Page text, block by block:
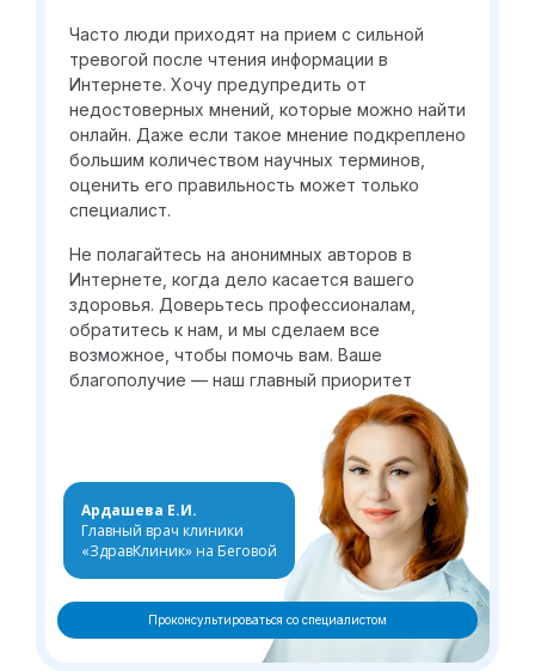
Ардашева Е.И.
Главный врач клиники
«ЗдравКлиник» на Беговой
Часто люди приходят на прием с сильной
тревогой после чтения информации в
Интернете. Хочу предупредить от
недостоверных мнений, которые можно найти
онлайн. Даже если такое мнение подкреплено
большим количеством научных терминов,
оценить его правильность может только
специалист.
Не полагайтесь на анонимных авторов в
Интернете, когда дело касается вашего
здоровья. Доверьтесь профессионалам,
обратитесь к нам, и мы сделаем все
возможное, чтобы помочь вам. Ваше
благополучие — наш главный приоритет
Проконсультироваться со специалистом